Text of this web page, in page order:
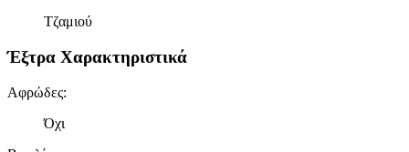
Τζαμιού
Έξτρα Χαρακτηριστικά
Αφρώδες:
Όχι